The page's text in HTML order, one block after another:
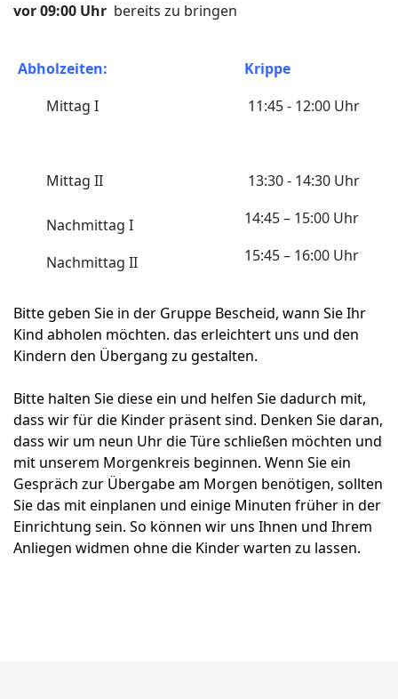
vor 09:00 Uhr bereits zu bringen
Abholzeiten:
Krippe
Mittag I
11:45 - 12:00 Uhr
Mittag II 13:30 - 14:30 Uhr
Nachmittag I 14:45 – 15:00 Uhr
Nachmittag II 15:45 – 16:00 Uhr
Bitte geben Sie in der Gruppe Bescheid, wann Sie Ihr
Kind abholen möchten. das erleichtert uns und den
Kindern den Übergang zu gestalten.
Bitte halten Sie diese ein und helfen Sie dadurch mit,
dass wir für die Kinder präsent sind. Denken Sie daran,
dass wir um neun Uhr die Türe schließen möchten und
mit unserem Morgenkreis beginnen. Wenn Sie ein
Gespräch zur Übergabe am Morgen benötigen, sollten
Sie das mit einplanen und einige Minuten früher in der
Einrichtung sein. So können wir uns Ihnen und Ihrem
Anliegen widmen ohne die Kinder warten zu lassen.